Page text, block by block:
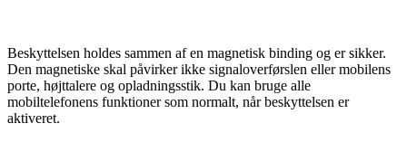
Beskyttelsen holdes sammen af en magnetisk binding og er sikker.
Den magnetiske skal påvirker ikke signaloverførslen eller mobilens
porte, højttalere og opladningsstik. Du kan bruge alle
mobiltelefonens funktioner som normalt, når beskyttelsen er
aktiveret.